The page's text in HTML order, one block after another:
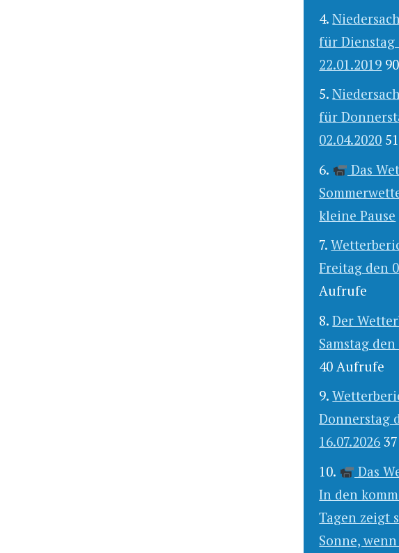
für Dienstag
22.01.2019
für
02.04.2020
Das
kleine Pause
Freitag den
Aufrufe
Der
Samstag den
40 Aufrufe
Donnerstag
16.07.2026
Das
In den
Tagen zeigt
Sonne, wenn